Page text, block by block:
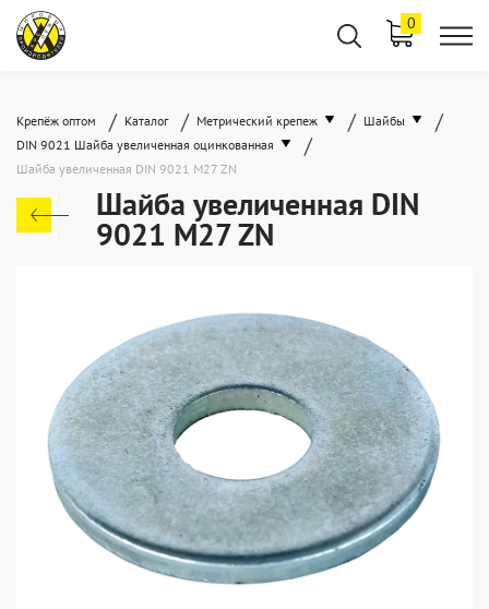
0
Крепёж оптом / Каталог / Метрический крепеж / Шайбы /
DIN 9021 Шайба увеличенная оцинкованная /
Шайба увеличенная DIN 9021 M27 ZN
Шайба увеличенная DIN
9021 M27 ZN